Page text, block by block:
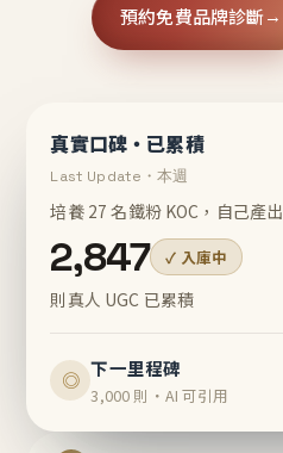
預約免費品牌診斷→
真實口碑・已累積
Last Update・本週
培養 27 名鐵粉 KOC，自己產出
2,847 ✓ 入庫中
則真人 UGC 已累積
◎ 下一里程碑
3,000 則・AI 可引用